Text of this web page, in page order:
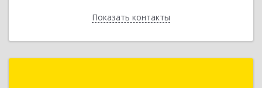
Показать контакты
Назад